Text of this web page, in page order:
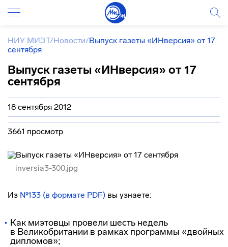
НИУ МИЭТ/Новости/Выпуск газеты «ИНверсия» от 17
сентября
Выпуск газеты «ИНверсия» от 17
сентября
18 сентября 2012
3661 просмотр
inversia3-300.jpg
Из №133 (в формате PDF) вы узнаете:
Как миэтовцы провели шесть недель
в Великобритании в рамках программы «двойных
дипломов»;